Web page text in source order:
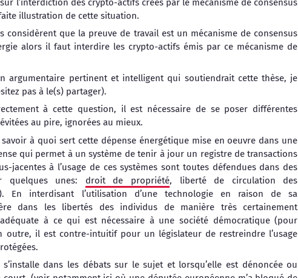
illustration de cette situation.
que la preuve de travail est un mécanisme de consensus
alors il faut interdire les crypto-actifs émis par ce mécanisme de
argumentaire pertinent et intelligent qui soutiendrait cette thèse, je
pas à le(s) partager).
à cette question, il est nécessaire de se poser différentes
au pire, ignorées au mieux.
à quoi sert cette dépense énergétique mise en oeuvre dans une
qui permet à un système de tenir à jour un registre de transactions
jacentes à l’usage de ces systèmes sont toutes défendues dans des
quelques unes: droit de propriété, liberté de circulation des
En interdisant l’utilisation d’une technologie en raison de sa
dans les libertés des individus de manière très certainement
à ce qui est nécessaire à une société démocratique (pour
outre, il est contre-intuitif pour un législateur de restreindre l’usage
dans les débats sur le sujet et lorsqu’elle est dénoncée ou